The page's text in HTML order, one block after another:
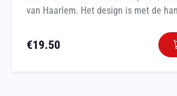
van Haarlem. Het design is met de
€19.50